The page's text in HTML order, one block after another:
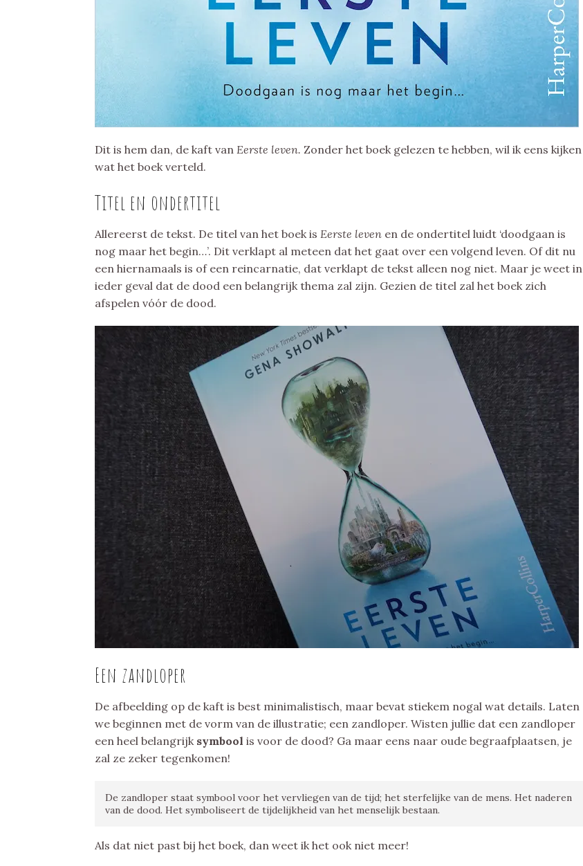
Dit is hem dan, de kaft van Eerste leven. Zonder het boek gelezen te hebben, wil ik eens kijken
wat het boek verteld.
Titel en ondertitel
Allereerst de tekst. De titel van het boek is Eerste leven en de ondertitel luidt ‘doodgaan is
nog maar het begin…’. Dit verklapt al meteen dat het gaat over een volgend leven. Of dit nu
een hiernamaals is of een reincarnatie, dat verklapt de tekst alleen nog niet. Maar je weet in
ieder geval dat de dood een belangrijk thema zal zijn. Gezien de titel zal het boek zich
afspelen vóór de dood.
Een zandloper
De afbeelding op de kaft is best minimalistisch, maar bevat stiekem nogal wat details. Laten
we beginnen met de vorm van de illustratie; een zandloper. Wisten jullie dat een zandloper
een heel belangrijk symbool is voor de dood? Ga maar eens naar oude begraafplaatsen, je
zal ze zeker tegenkomen!
De zandloper staat symbool voor het vervliegen van de tijd; het sterfelijke van de mens. Het naderen
van de dood. Het symboliseert de tijdelijkheid van het menselijk bestaan.
Als dat niet past bij het boek, dan weet ik het ook niet meer!